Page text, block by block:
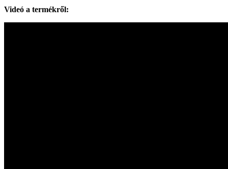
Videó a termékről: